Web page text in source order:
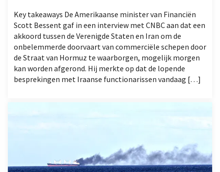
Key takeaways De Amerikaanse minister van Financiën
Scott Bessent gaf in een interview met CNBC aan dat een
akkoord tussen de Verenigde Staten en Iran om de
onbelemmerde doorvaart van commerciële schepen door
de Straat van Hormuz te waarborgen, mogelijk morgen
kan worden afgerond. Hij merkte op dat de lopende
besprekingen met Iraanse functionarissen vandaag […]